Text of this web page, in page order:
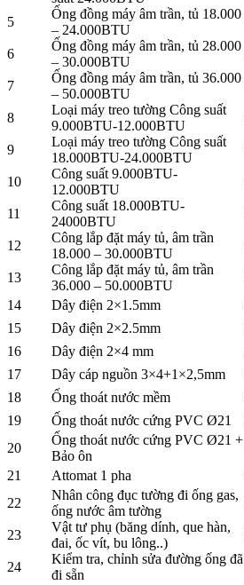
5
Ống đồng máy âm trần, tủ 18.000
– 24.000BTU
6
Ống đồng máy âm trần, tủ 28.000
– 30.000BTU
7
Ống đồng máy âm trần, tủ 36.000
– 50.000BTU
8
Loại máy treo tường Công suất
9.000BTU-12.000BTU
9
Loại máy treo tường Công suất
18.000BTU-24.000BTU
10
Công suất 9.000BTU-
12.000BTU
11
Công suất 18.000BTU-
24000BTU
12
Công lắp đặt máy tủ, âm trần
18.000 – 30.000BTU
13
Công lắp đặt máy tủ, âm trần
36.000 – 50.000BTU
14
Dây điện 2×1.5mm
15
Dây điện 2×2.5mm
16
Dây điện 2×4 mm
17
Dây cáp nguồn 3×4+1×2,5mm
18
Ống thoát nước mềm
19
Ống thoát nước cứng PVC Ø21
20
Ống thoát nước cứng PVC Ø21 +
Bảo ôn
21
Attomat 1 pha
22
Nhân công đục tường đi ống gas,
ống nước âm tường
23
Vật tư phụ (băng dính, que hàn,
đai, ốc vít, bu lông..)
24
Kiểm tra, chỉnh sửa đường ống đã
đi sẵn